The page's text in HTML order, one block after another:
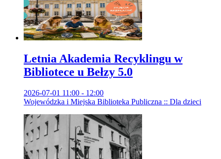
Letnia Akademia Recyklingu w
Bibliotece u Bełzy 5.0
2026-07-01 11:00 - 12:00
Wojewódzka i Miejska Biblioteka Publiczna :: Dla dzieci